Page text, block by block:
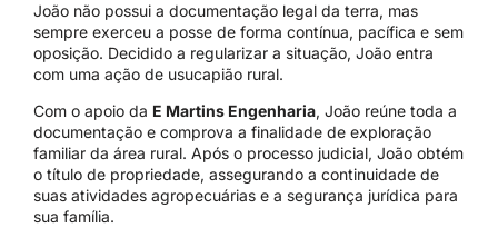
João não possui a documentação legal da terra, mas
sempre exerceu a posse de forma contínua, pacífica e sem
oposição. Decidido a regularizar a situação, João entra
com uma ação de usucapião rural.
Com o apoio da E Martins Engenharia, João reúne toda a
documentação e comprova a finalidade de exploração
familiar da área rural. Após o processo judicial, João obtém
o título de propriedade, assegurando a continuidade de
suas atividades agropecuárias e a segurança jurídica para
sua família.